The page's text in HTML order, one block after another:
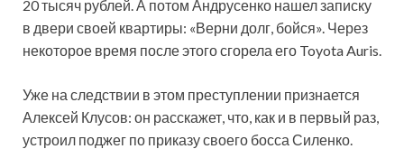
20 тысяч рублей. А потом Андрусенко нашел записку
в двери своей квартиры: «Верни долг, бойся». Через
некоторое время после этого сгорела его Toyota Auris.
Уже на следствии в этом преступлении признается
Алексей Клусов: он расскажет, что, как и в первый раз,
устроил поджег по приказу своего босса Силенко.